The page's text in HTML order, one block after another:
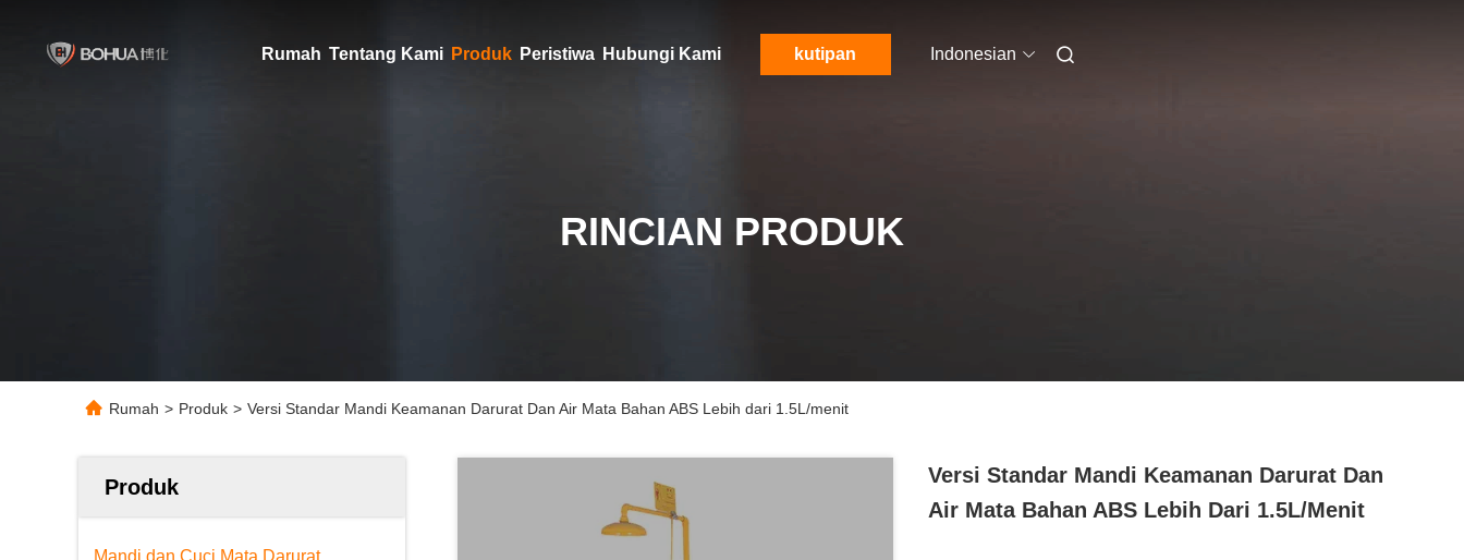
Rumah Tentang Kami Produk Peristiwa Hubungi Kami kutipan Indonesian
RINCIAN PRODUK
Rumah > Produk > Versi Standar Mandi Keamanan Darurat Dan Air Mata Bahan ABS Lebih dari 1.5L/menit
Produk
Mandi dan Cuci Mata Darurat
Versi Standar Mandi Keamanan Darurat Dan
Air Mata Bahan ABS Lebih Dari 1.5L/menit